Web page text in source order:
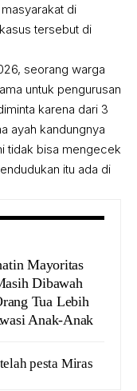
di
tersebut di
seorang warga
untuk pengurusan
karena dari 3
ayah kandungnya
tidak bisa mengecek
itu ada di
Mayoritas
Dibawah
Tua Lebih
Anak-Anak
pesta Miras